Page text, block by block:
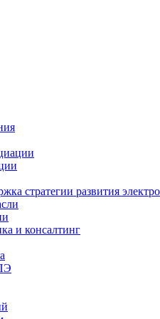
стратегии развития
и консалтинг